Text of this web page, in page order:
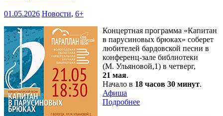
01.05.2026 Новости, 6+
Концертная программа «Капитан
в парусиновых брюках» соберет
любителей бардовской песни в
конференц-зале библиотеки
(М. Ульяновой,1) в четверг,
21 мая.
Начало в 18 часов 30 минут.
Афиша
Подробнее